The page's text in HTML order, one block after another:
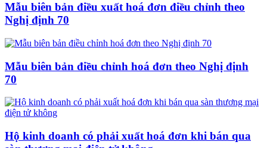
Mẫu biên bản điều xuất hoá đơn điều chỉnh theo
Nghị định 70
Mẫu biên bản điều chỉnh hoá đơn theo Nghị định
70
Hộ kinh doanh có phải xuất hoá đơn khi bán qua